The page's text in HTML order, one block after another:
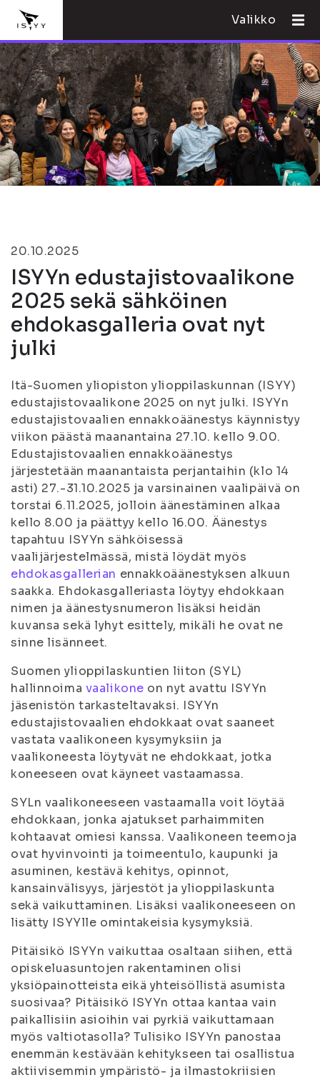
Valikko
20.10.2025
ISYYn edustajistovaalikone
2025 sekä sähköinen
ehdokasgalleria ovat nyt
julki
Itä-Suomen yliopiston ylioppilaskunnan (ISYY)
edustajistovaalikone 2025 on nyt julki. ISYYn
edustajistovaalien ennakkoäänestys käynnistyy
viikon päästä maanantaina 27.10. kello 9.00.
Edustajistovaalien ennakkoäänestys
järjestetään maanantaista perjantaihin (klo 14
asti) 27.-31.10.2025 ja varsinainen vaalipäivä on
torstai 6.11.2025, jolloin äänestäminen alkaa
kello 8.00 ja päättyy kello 16.00. Äänestys
tapahtuu ISYYn sähköisessä
vaalijärjestelmässä, mistä löydät myös
ehdokasgallerian ennakkoäänestyksen alkuun
saakka. Ehdokasgalleriasta löytyy ehdokkaan
nimen ja äänestysnumeron lisäksi heidän
kuvansa sekä lyhyt esittely, mikäli he ovat ne
sinne lisänneet.
Suomen ylioppilaskuntien liiton (SYL)
hallinnoima vaalikone on nyt avattu ISYYn
jäsenistön tarkasteltavaksi. ISYYn
edustajistovaalien ehdokkaat ovat saaneet
vastata vaalikoneen kysymyksiin ja
vaalikoneesta löytyvät ne ehdokkaat, jotka
koneeseen ovat käyneet vastaamassa.
SYLn vaalikoneeseen vastaamalla voit löytää
ehdokkaan, jonka ajatukset parhaimmiten
kohtaavat omiesi kanssa. Vaalikoneen teemoja
ovat hyvinvointi ja toimeentulo, kaupunki ja
asuminen, kestävä kehitys, opinnot,
kansainvälisyys, järjestöt ja ylioppilaskunta
sekä vaikuttaminen. Lisäksi vaalikoneeseen on
lisätty ISYYlle omintakeisia kysymyksiä.
Pitäisikö ISYYn vaikuttaa osaltaan siihen, että
opiskeluasuntojen rakentaminen olisi
yksiöpainotteista eikä yhteisöllistä asumista
suosivaa? Pitäisikö ISYYn ottaa kantaa vain
paikallisiin asioihin vai pyrkiä vaikuttamaan
myös valtiotasolla? Tulisiko ISYYn panostaa
enemmän kestävään kehitykseen tai osallistua
aktiivisemmin ympäristö- ja ilmastokriisien